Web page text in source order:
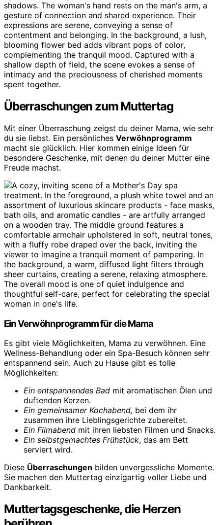
Überraschungen zum Muttertag
Mit einer Überraschung zeigst du deiner Mama, wie sehr
du sie liebst. Ein persönliches Verwöhnprogramm
macht sie glücklich. Hier kommen einige Ideen für
besondere Geschenke, mit denen du deiner Mutter eine
Freude machst.
Ein Verwöhnprogramm für die Mama
Es gibt viele Möglichkeiten, Mama zu verwöhnen. Eine
Wellness-Behandlung oder ein Spa-Besuch können sehr
entspannend sein. Auch zu Hause gibt es tolle
Möglichkeiten:
Ein entspannendes Bad mit aromatischen Ölen und
duftenden Kerzen.
Ein gemeinsamer Kochabend, bei dem ihr
zusammen ihre Lieblingsgerichte zubereitet.
Ein Filmabend mit ihren liebsten Filmen und Snacks.
Ein selbstgemachtes Frühstück, das am Bett
serviert wird.
Diese Überraschungen bilden unvergessliche Momente.
Sie machen den Muttertag einzigartig voller Liebe und
Dankbarkeit.
Muttertagsgeschenke, die Herzen